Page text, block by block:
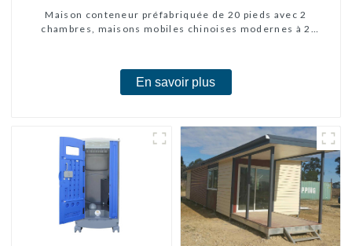
Maison conteneur préfabriquée de 20 pieds avec 2
chambres, maisons mobiles chinoises modernes à 2
En savoir plus